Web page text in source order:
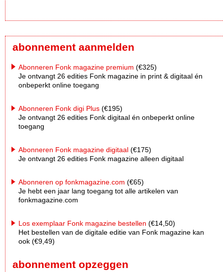
abonnement aanmelden
Abonneren Fonk magazine premium (€325)
Je ontvangt 26 edities Fonk magazine in print & digitaal én
onbeperkt online toegang
Abonneren Fonk digi Plus (€195)
Je ontvangt 26 edities Fonk digitaal én onbeperkt online
toegang
Abonneren Fonk magazine digitaal (€175)
Je ontvangt 26 edities Fonk magazine alleen digitaal
Abonneren op fonkmagazine.com (€65)
Je hebt een jaar lang toegang tot alle artikelen van
fonkmagazine.com
Los exemplaar Fonk magazine bestellen (€14,50)
Het bestellen van de digitale editie van Fonk magazine kan
ook (€9,49)
abonnement opzeggen